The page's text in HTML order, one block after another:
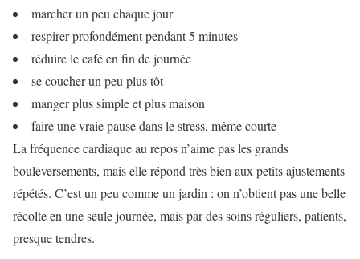
marcher un peu chaque jour
respirer profondément pendant 5 minutes
réduire le café en fin de journée
se coucher un peu plus tôt
manger plus simple et plus maison
faire une vraie pause dans le stress, même courte
La fréquence cardiaque au repos n’aime pas les grands
bouleversements, mais elle répond très bien aux petits ajustements
répétés. C’est un peu comme un jardin : on n’obtient pas une belle
récolte en une seule journée, mais par des soins réguliers, patients,
presque tendres.